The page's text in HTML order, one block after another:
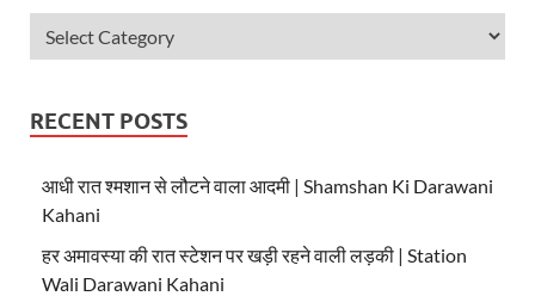
RECENT POSTS
आधी रात श्मशान से लौटने वाला आदमी | Shamshan Ki Darawani
Kahani
हर अमावस्या की रात स्टेशन पर खड़ी रहने वाली लड़की | Station
Wali Darawani Kahani